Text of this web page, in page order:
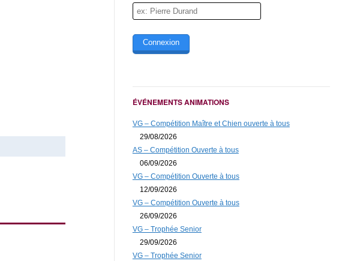
ÉVÉNEMENTS ANIMATIONS
VG – Compétition Maître et Chien ouverte à tous
29/08/2026
AS – Compétition Ouverte à tous
06/09/2026
VG – Compétition Ouverte à tous
12/09/2026
VG – Compétition Ouverte à tous
26/09/2026
VG – Trophée Senior
29/09/2026
VG – Trophée Senior